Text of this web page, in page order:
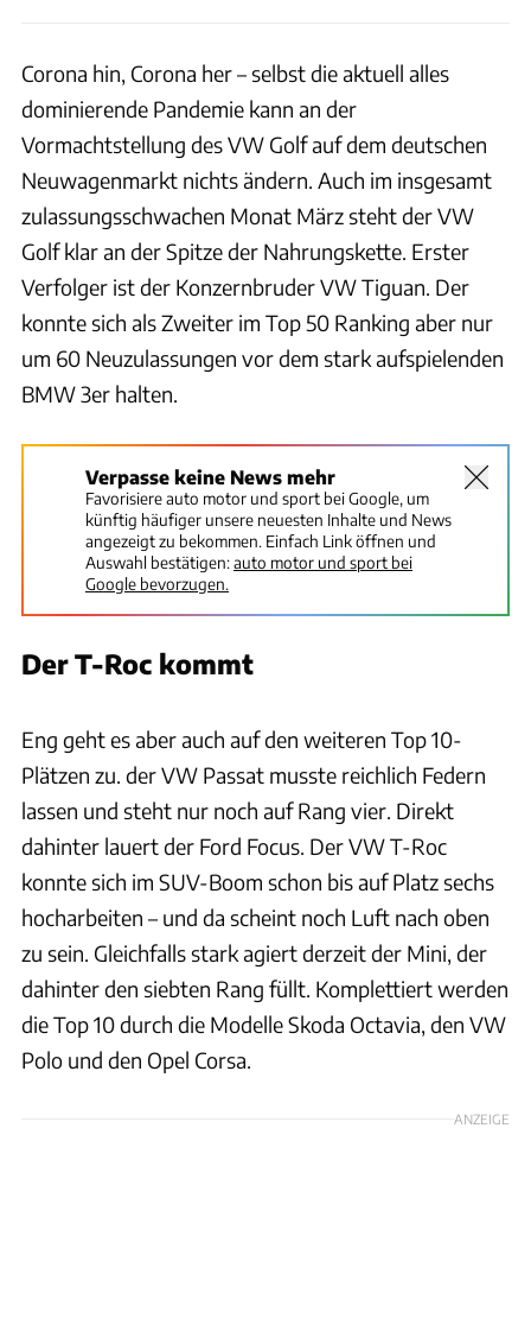
Corona hin, Corona her – selbst die aktuell alles
dominierende Pandemie kann an der
Vormachtstellung des VW Golf auf dem deutschen
Neuwagenmarkt nichts ändern. Auch im insgesamt
zulassungsschwachen Monat März steht der VW
Golf klar an der Spitze der Nahrungskette. Erster
Verfolger ist der Konzernbruder VW Tiguan. Der
konnte sich als Zweiter im Top 50 Ranking aber nur
um 60 Neuzulassungen vor dem stark aufspielenden
BMW 3er halten.
Verpasse keine News mehr
Favorisiere auto motor und sport bei Google, um
künftig häufiger unsere neuesten Inhalte und News
angezeigt zu bekommen. Einfach Link öffnen und
Auswahl bestätigen:auto motor und sport bei
Google bevorzugen.
Der T-Roc kommt
Eng geht es aber auch auf den weiteren Top 10-
Plätzen zu. der VW Passat musste reichlich Federn
lassen und steht nur noch auf Rang vier. Direkt
dahinter lauert der Ford Focus. Der VW T-Roc
konnte sich im SUV-Boom schon bis auf Platz sechs
hocharbeiten – und da scheint noch Luft nach oben
zu sein. Gleichfalls stark agiert derzeit der Mini, der
dahinter den siebten Rang füllt. Komplettiert werden
die Top 10 durch die Modelle Skoda Octavia, den VW
Polo und den Opel Corsa.
ANZEIGE